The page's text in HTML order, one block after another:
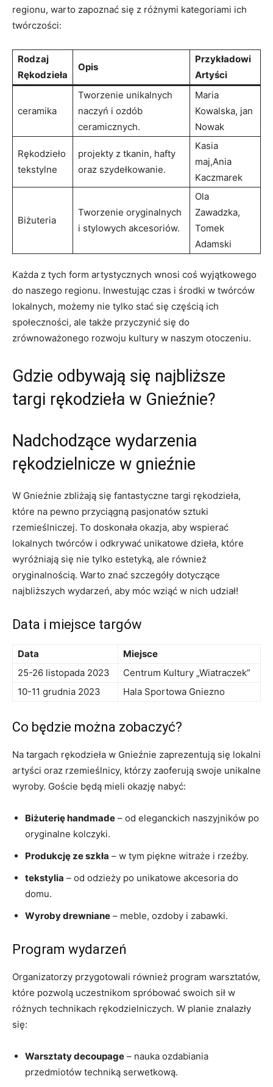
regionu, warto zapoznać się z​ różnymi kategoriami ich
twórczości:
Rodzaj
Rękodzieła
Opis
Przykładowi
Artyści
ceramika
Tworzenie unikalnych
naczyń i ozdób
ceramicznych.
Maria
Kowalska, jan
Nowak
Rękodzieło
tekstylne
projekty z tkanin, ⁣hafty
oraz szydełkowanie.
Kasia
maj,Ania
Kaczmarek
Biżuteria
Tworzenie oryginalnych
⁢i stylowych ​akcesoriów.
Ola
⁢Zawadzka,
Tomek
Adamski
Każda ​z tych ‍form artystycznych⁢ wnosi⁢ coś ‍wyjątkowego
do naszego regionu.‌ Inwestując czas⁤ i środki​ w twórców‍
lokalnych, możemy nie tylko stać ⁢się częścią ich
społeczności, ⁣ale‌ także przyczynić⁢ się do
zrównoważonego⁤ rozwoju⁣ kultury w naszym otoczeniu.
Gdzie odbywają⁢ się najbliższe
targi ​rękodzieła w Gnieźnie?
Nadchodzące wydarzenia
rękodzielnicze ⁣w ⁣gnieźnie
W‌ Gnieźnie zbliżają się‍ fantastyczne targi rękodzieła,‍
które​ na ​pewno⁣ przyciągną pasjonatów ⁣sztuki‌
rzemieślniczej. To doskonała okazja, aby wspierać
lokalnych twórców​ i odkrywać unikatowe ⁣dzieła, ⁤które
wyróżniają ‌się nie⁣ tylko estetyką, ⁤ale również
‍oryginalnością. Warto ⁤znać szczegóły dotyczące
najbliższych wydarzeń, ​aby móc wziąć w nich⁤ udział!
Data i miejsce targów
Data
Miejsce
25-26 listopada 2023
Centrum Kultury „Wiatraczek”
10-11 grudnia‍ 2023
Hala Sportowa⁢ Gniezno
Co będzie ⁢można zobaczyć?
Na targach rękodzieła w Gnieźnie⁤ zaprezentują się ‍lokalni
artyści oraz rzemieślnicy, którzy zaoferują swoje unikalne
wyroby. Goście będą mieli okazję nabyć:
Biżuterię ⁢handmade ⁢– ‌od eleganckich naszyjników po
oryginalne ⁢kolczyki.
Produkcję ze ⁣szkła – w tym‌ piękne witraże i ⁤rzeźby.
tekstylia –⁤ od odzieży ‍po ​unikatowe‌ akcesoria ​do
domu.
Wyroby drewniane –⁤ meble, ozdoby i​ zabawki.
Program wydarzeń
Organizatorzy‍ przygotowali‌ również program warsztatów,
które pozwolą uczestnikom spróbować swoich sił‌ w
⁣różnych technikach rękodzielniczych. W planie ⁤znalazły
się:
Warsztaty ‍decoupage – nauka ozdabiania
przedmiotów techniką serwetkową.